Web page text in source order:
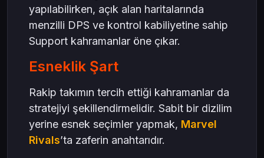
yapılabilirken, açık alan haritalarında
menzilli DPS ve kontrol kabiliyetine sahip
Support kahramanlar öne çıkar.
Esneklik Şart
Rakip takımın tercih ettiği kahramanlar da
stratejiyi şekillendirmelidir. Sabit bir dizilim
yerine esnek seçimler yapmak, Marvel
Rivals’ta zaferin anahtarıdır.